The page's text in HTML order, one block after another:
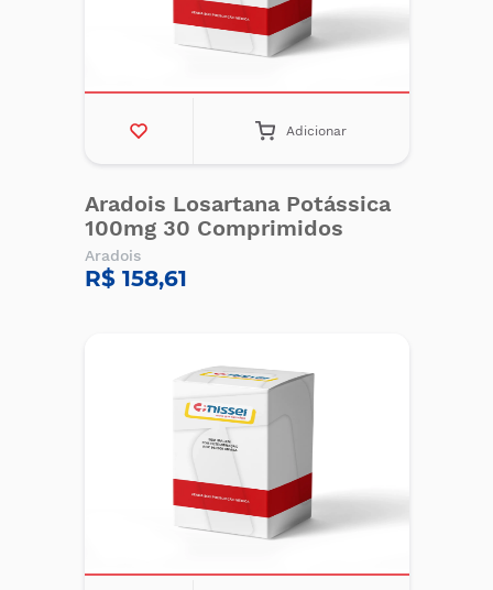
Adicionar
Aradois Losartana Potássica
100mg 30 Comprimidos
Aradois
R$ 158,61